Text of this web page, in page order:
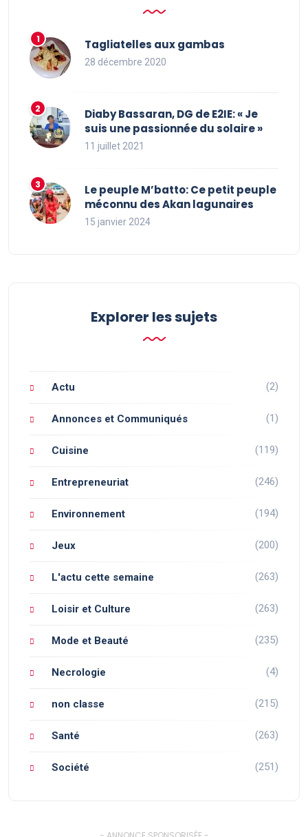
Tagliatelles aux gambas
28 décembre 2020
Diaby Bassaran, DG de E2IE: « Je
suis une passionnée du solaire »
11 juillet 2021
Le peuple M’batto: Ce petit peuple
méconnu des Akan lagunaires
15 janvier 2024
Explorer les sujets
Actu (2)
Annonces et Communiqués (1)
Cuisine (119)
Entrepreneuriat (246)
Environnement (194)
Jeux (200)
L'actu cette semaine (263)
Loisir et Culture (263)
Mode et Beauté (235)
Necrologie (4)
non classe (215)
Santé (263)
Société (251)